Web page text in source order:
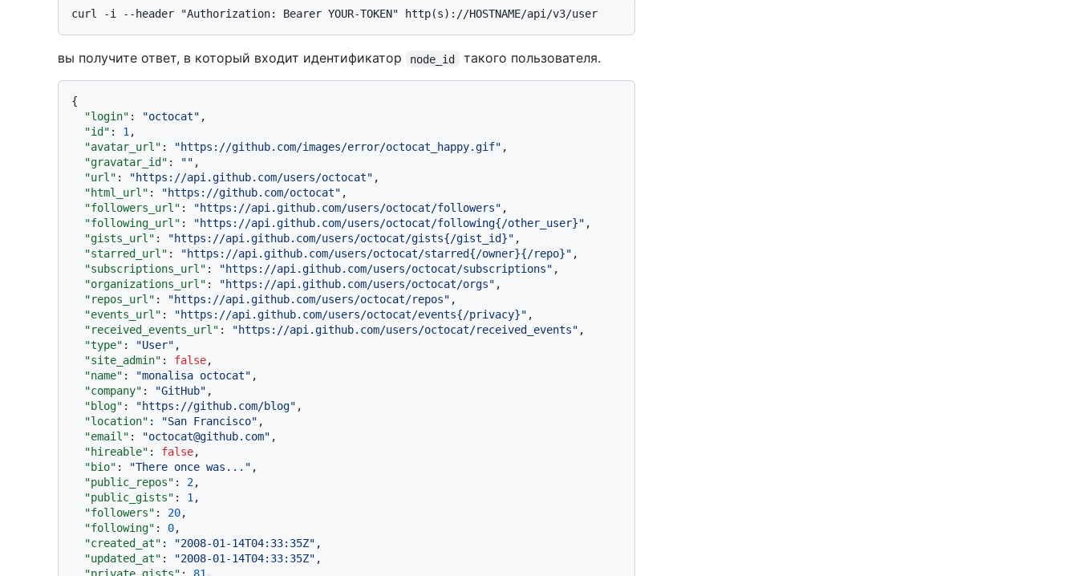
вы получите ответ, в который входит идентификатор node_id такого пользователя.
{
"login" : "octocat" ,
"id" : 1,
"avatar_url" : "https://github.com/images/error/octocat_happy.gif" ,
"gravatar_id" : "" ,
"url" : "https://api.github.com/users/octocat" ,
"html_url" : "https://github.com/octocat" ,
"followers_url" : "https://api.github.com/users/octocat/followers" ,
"following_url" : "https://api.github.com/users/octocat/following{/other_user}" ,
"gists_url" : "https://api.github.com/users/octocat/gists{/gist_id}" ,
"starred_url" : "https://api.github.com/users/octocat/starred{/owner}{/repo}" ,
"subscriptions_url" : "https://api.github.com/users/octocat/subscriptions" ,
"organizations_url" : "https://api.github.com/users/octocat/orgs" ,
"repos_url" : "https://api.github.com/users/octocat/repos" ,
"events_url" : "https://api.github.com/users/octocat/events{/privacy}" ,
"received_events_url" : "https://api.github.com/users/octocat/received_events" ,
"type" : "User" ,
"site_admin" : false,
"name" : "monalisa octocat" ,
"company" : "GitHub" ,
"blog" : "https://github.com/blog" ,
"location" : "San Francisco" ,
"email" : "octocat@github.com" ,
"hireable" : false,
"bio" : "There once was..." ,
"public_repos" : 2,
"public_gists" : 1,
"followers" : 20,
"following" : 0,
"created_at" : "2008-01-14T04:33:35Z" ,
"updated_at" : "2008-01-14T04:33:35Z" ,